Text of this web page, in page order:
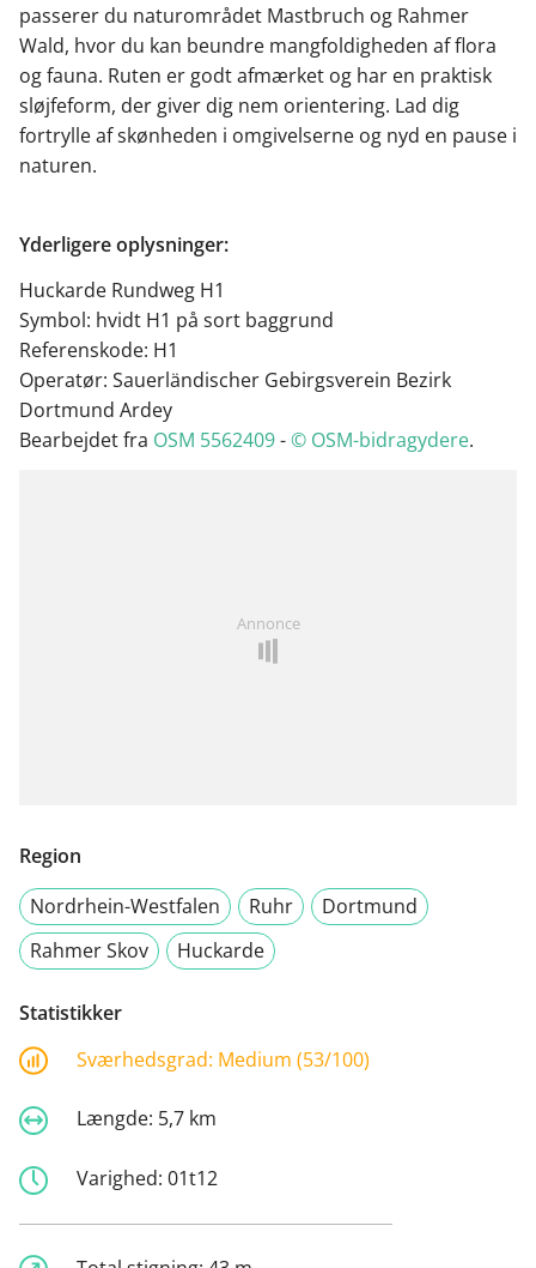
passerer du naturområdet Mastbruch og Rahmer
Wald, hvor du kan beundre mangfoldigheden af flora
og fauna. Ruten er godt afmærket og har en praktisk
sløjfeform, der giver dig nem orientering. Lad dig
fortrylle af skønheden i omgivelserne og nyd en pause i
naturen.
Yderligere oplysninger:
Huckarde Rundweg H1
Symbol: hvidt H1 på sort baggrund
Referenskode: H1
Operatør: Sauerländischer Gebirgsverein Bezirk
Dortmund Ardey
Bearbejdet fra OSM 5562409-© OSM-bidragydere.
Annonce
Region
Nordrhein-Westfalen
Ruhr
Dortmund
Rahmer Skov
Huckarde
Statistikker
Sværhedsgrad: Medium (53/100)
Længde: 5,7 km
Varighed: 01t12